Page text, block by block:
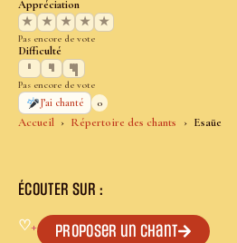
Accueil Répertoire des chants Esaüe
Appréciation
★
★ ★ ★ ★
Pas encore de vote
Difficulté
Pas encore de vote
J’ai chanté
0
ÉCOUTER SUR :
♡+ Proposer un chant